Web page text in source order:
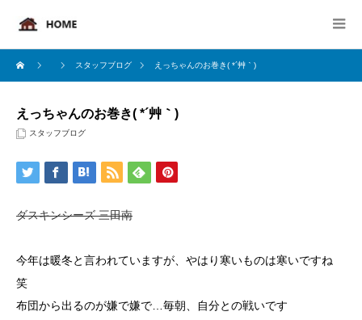
スタッフブログ えっちゃんのお巻き( *´艸｀)
えっちゃんのお巻き( *´艸｀)
スタッフブログ
ダスキンシーズ 三田南
今年は暖冬と言われていますが、やはり寒いものは寒いですね
笑
布団から出るのが嫌で嫌で…毎朝、自分との戦いです